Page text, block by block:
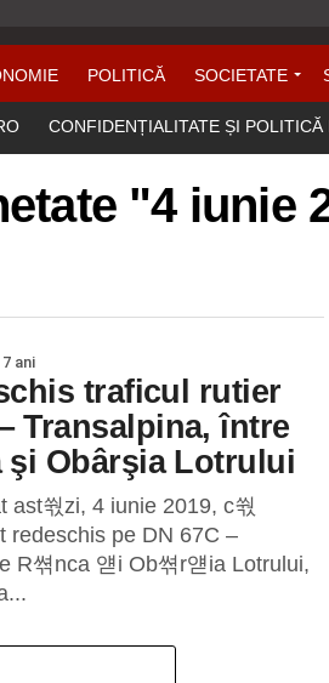
POLITICĂ SOCIETATE
CONFIDENȚIALITATE ȘI POLITICĂ
"4 iunie
ani
traficul rutier
Transalpina, între
şi Obârşia Lotrului
ast쒃zi, 4 iunie 2019, c쒃
redeschis pe DN 67C –
R쎢nca 얟i Ob쎢r얟ia Lotrului,